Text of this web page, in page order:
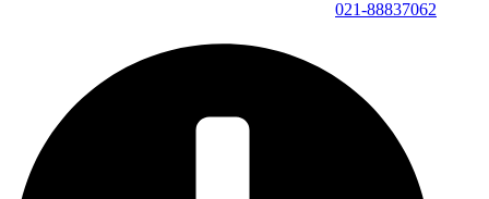
021-88837062